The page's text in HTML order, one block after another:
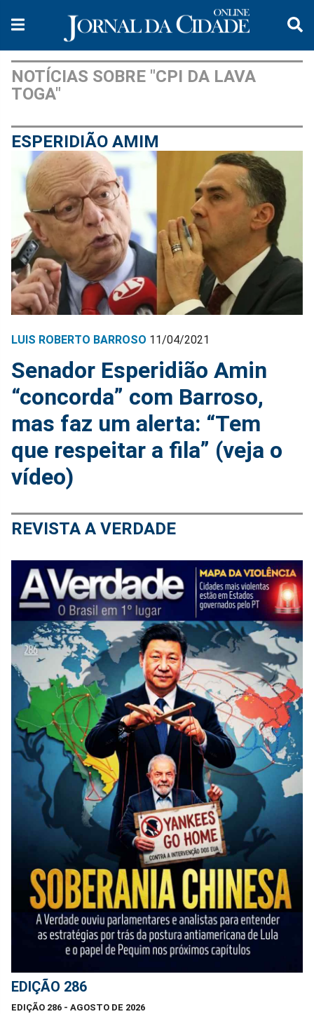
NOTÍCIAS SOBRE "CPI DA LAVA
TOGA"
ESPERIDIÃO AMIM
LUIS ROBERTO BARROSO 11/04/2021
Senador Esperidião Amin
“concorda” com Barroso,
mas faz um alerta: “Tem
que respeitar a fila” (veja o
vídeo)
REVISTA A VERDADE
EDIÇÃO 286
EDIÇÃO 286 - AGOSTO DE 2026